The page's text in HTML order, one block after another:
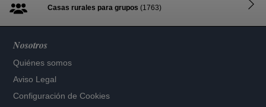
Casas rurales para grupos (1763)
Nosotros
Quiénes somos
Aviso Legal
Configuración de Cookies